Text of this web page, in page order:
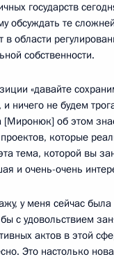
государств
обсуждать те
в области
собственности.
«давайте
ничего не будем
[Миронюк] об этом
которые
тема, которой вы
и очень-очень
у меня сейчас
с удовольствием
актов в этой
Это настолько